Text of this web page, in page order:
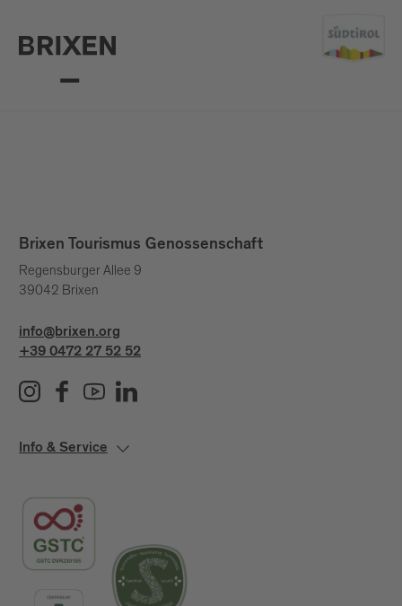
Brixen Tourismus Genossenschaft
Regensburger Allee 9
39042 Brixen
info@brixen.org
+39 0472 27 52 52
Info & Service